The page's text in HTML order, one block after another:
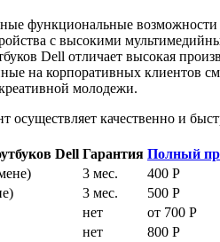
функциональные возможности
с высокими
Dell отличает высокая
на корпоративных клиентов
молодежи.
качественно и
Dell Гарантия Полный
3 мес.
400 Р
3 мес.
500 Р
нет
от 700 Р
нет
800 Р